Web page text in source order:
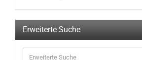
Erweiterte Suche